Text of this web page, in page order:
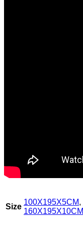
Size
100X195X5CM,
160X195X10CM